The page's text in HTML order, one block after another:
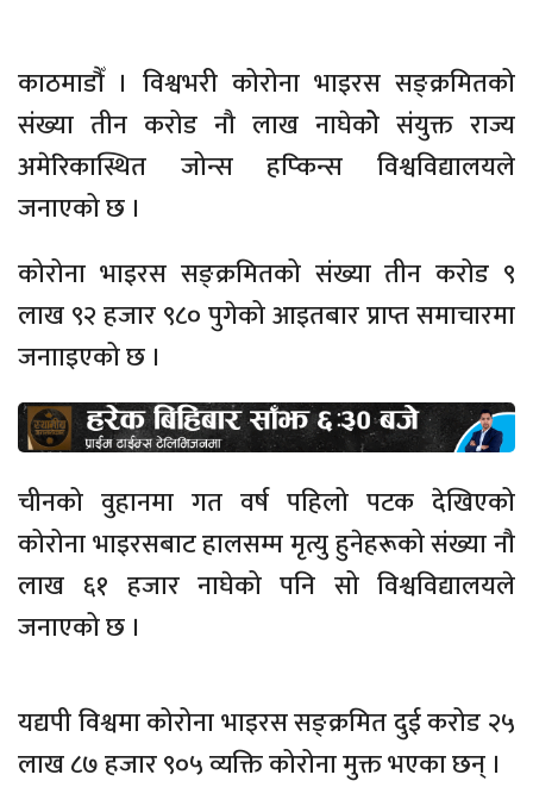
काठमाडौँ । विश्वभरी कोरोना भाइरस सङ्क्रमितको
संख्या तीन करोड नौ लाख नाघेकोे संयुक्त राज्य
अमेरिकास्थित जोन्स हप्किन्स विश्वविद्यालयले
जनाएको छ ।
कोरोना भाइरस सङ्क्रमितको संख्या तीन करोड ९
लाख ९२ हजार ९८० पुगेको आइतबार प्राप्त समाचारमा
जनााइएको छ ।
चीनको वुहानमा गत वर्ष पहिलो पटक देखिएको
कोरोना भाइरसबाट हालसम्म मृत्यु हुनेहरूको संख्या नौ
लाख ६१ हजार नाघेको पनि सो विश्वविद्यालयले
जनाएको छ ।
यद्यपी विश्वमा कोरोना भाइरस सङ्क्रमित दुई करोड २५
लाख ८७ हजार ९०५ व्यक्ति कोरोना मुक्त भएका छन् ।